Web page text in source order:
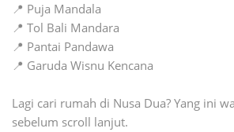
📍 Puja Mandala
📍 Tol Bali Mandara
📍 Pantai Pandawa
📍 Garuda Wisnu Kencana
Lagi cari rumah di Nusa Dua? Yang ini
sebelum scroll lanjut.